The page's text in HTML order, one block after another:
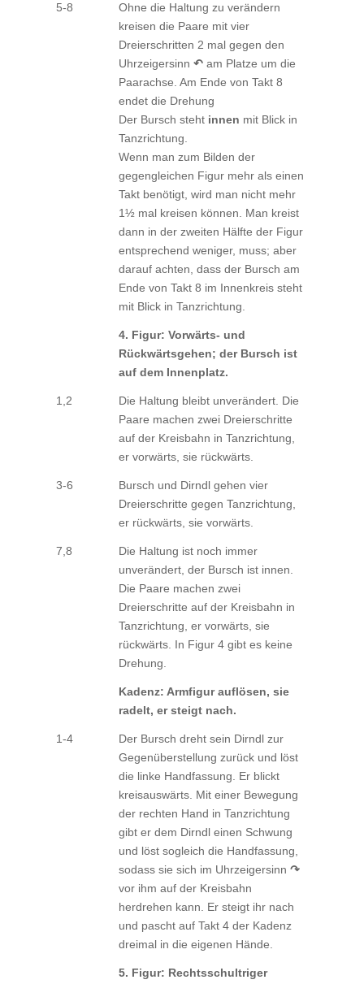
5-8
Ohne die Haltung zu verändern
kreisen die Paare mit vier
Dreierschritten 2 mal gegen den
Uhrzeigersinn ↶am Platze um die
Paarachse. Am Ende von Takt 8
endet die Drehung
Der Bursch steht innen mit Blick in
Tanzrichtung.
Wenn man zum Bilden der
gegengleichen Figur mehr als einen
Takt benötigt, wird man nicht mehr
1½ mal kreisen können. Man kreist
dann in der zweiten Hälfte der Figur
entsprechend weniger, muss; aber
darauf achten, dass der Bursch am
Ende von Takt 8 im Innenkreis steht
mit Blick in Tanzrichtung.
4. Figur: Vorwärts- und
Rückwärtsgehen; der Bursch ist
auf dem Innenplatz.
1,2
Die Haltung bleibt unverändert. Die
Paare machen zwei Dreierschritte
auf der Kreisbahn in Tanzrichtung,
er vorwärts, sie rückwärts.
3-6
Bursch und Dirndl gehen vier
Dreierschritte gegen Tanzrichtung,
er rückwärts, sie vorwärts.
7,8
Die Haltung ist noch immer
unverändert, der Bursch ist innen.
Die Paare machen zwei
Dreierschritte auf der Kreisbahn in
Tanzrichtung, er vorwärts, sie
rückwärts. In Figur 4 gibt es keine
Drehung.
Kadenz: Armfigur auflösen, sie
radelt, er steigt nach.
1-4
Der Bursch dreht sein Dirndl zur
Gegenüberstellung zurück und löst
die linke Handfassung. Er blickt
kreisauswärts. Mit einer Bewegung
der rechten Hand in Tanzrichtung
gibt er dem Dirndl einen Schwung
und löst sogleich die Handfassung,
sodass sie sich im Uhrzeigersinn ↷
vor ihm auf der Kreisbahn
herdrehen kann. Er steigt ihr nach
und pascht auf Takt 4 der Kadenz
dreimal in die eigenen Hände.
5. Figur: Rechtsschultriger